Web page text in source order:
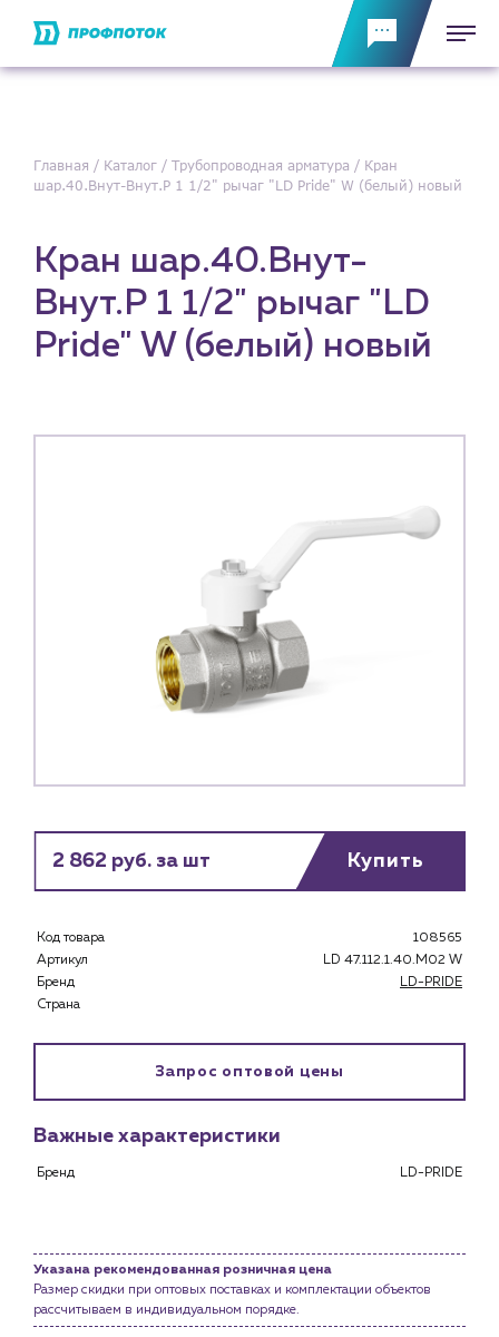
Каталог
Предприятиям и юр.лицам
История компании
Доставка
Портфолио
Главная Каталог Трубопроводная арматура
Кран
шар.40.Внут-Внут.Р 1 1/2" рычаг "LD Pride" W (белый) новый
Кран шар.40.Внут-
Внут.Р 1 1/2" рычаг "LD
Pride" W (белый) новый
2 862 руб. за шт Купить
Код товара
108565
Артикул
LD 47.112.1.40.M02 W
Бренд
LD-PRIDE
Страна
Запрос оптовой цены
Важные характеристики
Бренд LD-PRIDE
Указана рекомендованная розничная цена
Размер скидки при оптовых поставках и комплектации объектов
рассчитываем в индивидуальном порядке.